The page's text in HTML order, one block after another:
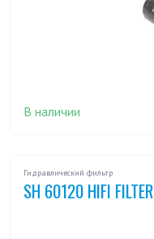
В наличии
Гидравлический фильтр
SH 60120 HIFI FILTER